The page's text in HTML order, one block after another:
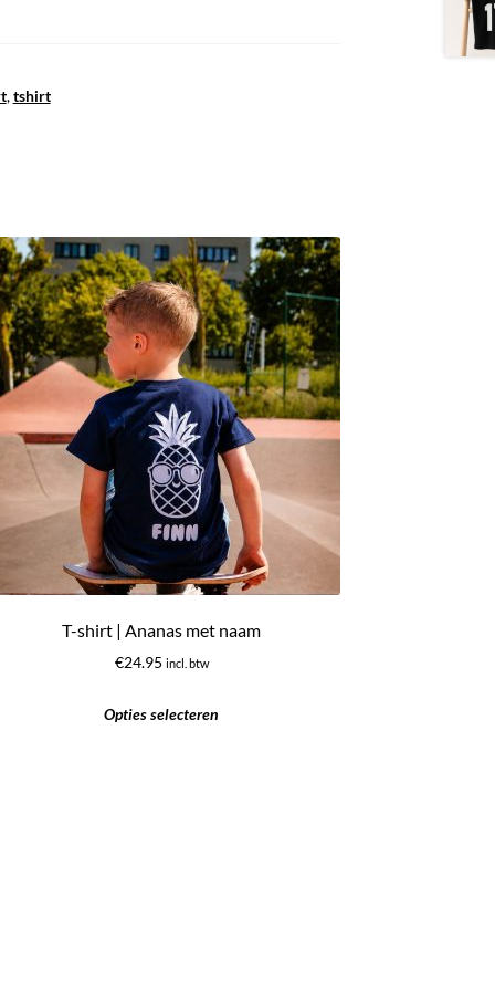
,tshirt
T-shirt | Ananas met naam
€24.95 incl. btw
Opties selecteren